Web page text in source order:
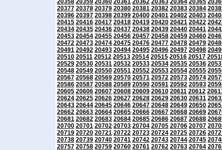
20358 20359 20360 20361 20362 20363 20364 20365
20377 20378 20379 20380 20381 20382 20383 20384
20396 20397 20398 20399 20400 20401 20402 20403
20415 20416 20417 20418 20419 20420 20421 20422
20434 20435 20436 20437 20438 20439 20440 20441
20453 20454 20455 20456 20457 20458 20459 20460
20472 20473 20474 20475 20476 20477 20478 20479
20491 20492 20493 20494 20495 20496 20497 20498
20510 20511 20512 20513 20514 20515 20516 20517
20529 20530 20531 20532 20533 20534 20535 20536
20548 20549 20550 20551 20552 20553 20554 20555
20567 20568 20569 20570 20571 20572 20573 20574
20586 20587 20588 20589 20590 20591 20592 20593
20605 20606 20607 20608 20609 20610 20611 20612
20624 20625 20626 20627 20628 20629 20630 20631
20643 20644 20645 20646 20647 20648 20649 20650
20662 20663 20664 20665 20666 20667 20668 20669
20681 20682 20683 20684 20685 20686 20687 20688
20700 20701 20702 20703 20704 20705 20706 20707
20719 20720 20721 20722 20723 20724 20725 20726
20738 20739 20740 20741 20742 20743 20744 20745
20757 20758 20759 20760 20761 20762 20763 20764